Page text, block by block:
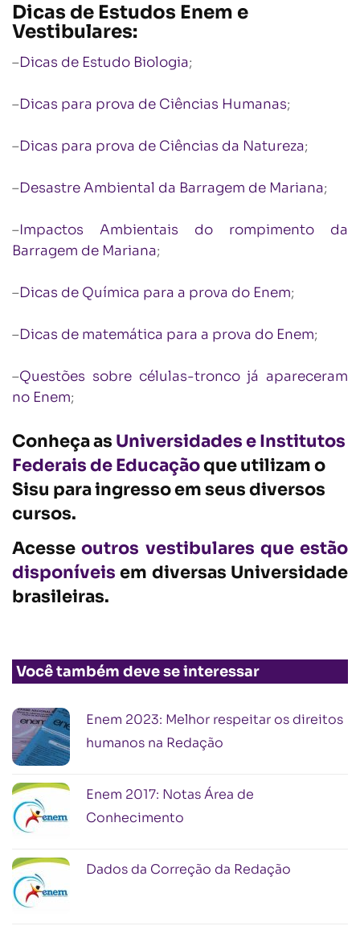
Dicas de Estudos Enem e
Vestibulares:
–Dicas de Estudo Biologia;
–Dicas para prova de Ciências Humanas;
–Dicas para prova de Ciências da Natureza;
–Desastre Ambiental da Barragem de Mariana;
–Impactos Ambientais do rompimento da
Barragem de Mariana;
–Dicas de Química para a prova do Enem;
–Dicas de matemática para a prova do Enem;
–Questões sobre células-tronco já apareceram
no Enem;
Conheça as Universidades e Institutos
Federais de Educaçãoque utilizam o
Sisu para ingresso em seus diversos
cursos.
Acesseoutros vestibulares que estão
disponíveis em diversas Universidade
brasileiras.
Você também deve se interessar
Enem 2023: Melhor respeitar os direitos
humanos na Redação
Enem 2017: Notas Área de
Conhecimento
Dados da Correção da Redação